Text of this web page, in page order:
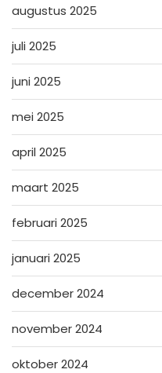
augustus 2025
juli 2025
juni 2025
mei 2025
april 2025
maart 2025
februari 2025
januari 2025
december 2024
november 2024
oktober 2024